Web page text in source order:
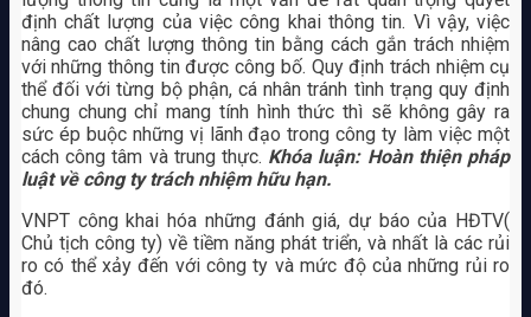
định chất lượng của việc công khai thông tin. Vì vậy, việc
nâng cao chất lượng thông tin bằng cách gắn trách nhiệm
với những thông tin được công bố. Quy định trách nhiệm cụ
thể đối với từng bộ phận, cá nhân tránh tình trạng quy định
chung chung chỉ mang tính hình thức thì sẽ không gây ra
sức ép buộc những vị lãnh đạo trong công ty làm việc một
cách công tâm và trung thực. Khóa luận: Hoàn thiện pháp
luật về công ty trách nhiệm hữu hạn.
VNPT công khai hóa những đánh giá, dự báo của HĐTV(
Chủ tịch công ty) về tiềm năng phát triển, và nhất là các rủi
ro có thể xảy đến với công ty và mức độ của những rủi ro
đó.